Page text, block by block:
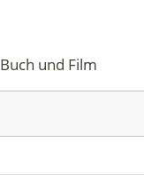
Buch und Film